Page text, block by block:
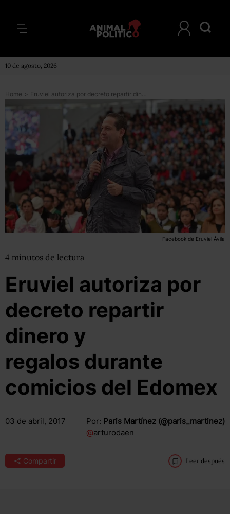
10 de agosto, 2026
Home > Eruviel autoriza por decreto repartir dinero y regalos durante comicios del Edomex
Facebook de Eruviel Ávila
4 minutos de lectura
Eruviel autoriza por
decreto repartir
dinero y
regalos durante
comicios del Edomex
03 de abril, 2017 Por: Paris Martínez (@paris_martinez)
@arturodaen
Compartir Leer después